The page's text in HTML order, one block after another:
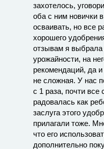
захотелось,
оба с ним новички
осваивать, но все
хорошего
отзывам я выбрала
урожайности, на
рекомендаций, да
не сложная. У нас
с 1 раза, почти
радовалась как
заслуга этого
прилагали тоже.
что его
дополнительно